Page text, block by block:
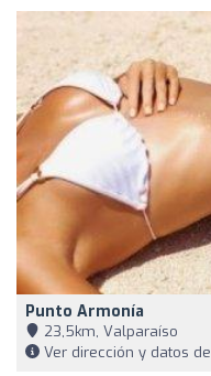
Punto Armonía
23,5km, Valparaíso
Ver dirección y datos